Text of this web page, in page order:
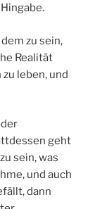
zu sein,
Realität
leben, und
geht
sein, was
und auch
dann